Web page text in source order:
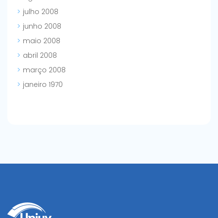
julho 2008
junho 2008
maio 2008
abril 2008
março 2008
janeiro 1970